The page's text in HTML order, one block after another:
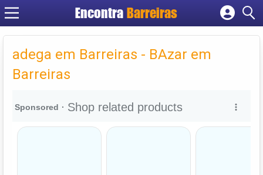
EncontraBarreiras
Cadastrar empresa
Criar conta
adega em Barreiras - BAzar em
Barreiras